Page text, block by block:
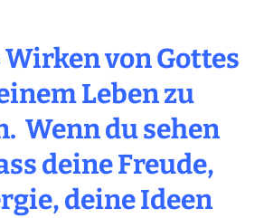
Wirken von Gottes
Leben zu
Wenn du sehen
deine Freude,
deine Ideen